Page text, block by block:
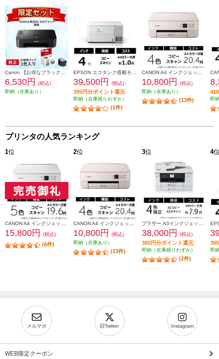
6,530円
(税込)
即納（在庫あり）
39,500円 (税込)
395円分ポイント還元
即納（在庫残りわずか）
(1件)
10,800円
(税込)
即納（在庫あり）
(13件) 即
プリンタの人気ランキング
1位
15,800円 (税込)
(6件)
2位
10,800円
(税込)
即納（在庫あり）
(13件)
3位
38,000円 (税込)
380円分ポイント還元
即納（在庫残りわずか）
(2件)
4
即
メルマガ 旧Twitter Instagram
WEB限定クーポン